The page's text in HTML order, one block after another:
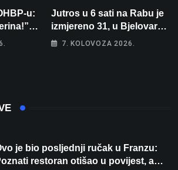
u:
vrijeđao
Jutros u 6 sati na Rabu je
izmjereno 31, u Bjelovaru
malo više od 25. Stiže nam
7. KOLOVOZA 2026.
je bio posljednji ručak u Franzu:
restoran otišao u povijest, a